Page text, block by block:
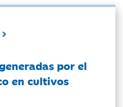
por el
en cultivos